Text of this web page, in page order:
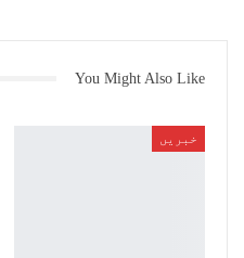
(بھاگ)میں شامل کرنا۔
ہمسایہ(سب) پولنگ اسٹیشنوں میں
You Might Also Like
خبریں